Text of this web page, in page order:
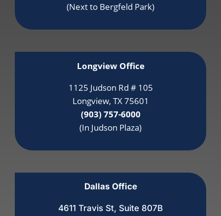
(Next to Bergfeld Park)
Longview Office
1125 Judson Rd # 105
Longview, TX 75601
(903) 757-6000
(In Judson Plaza)
Dallas Office
4611 Travis St, Suite 807B